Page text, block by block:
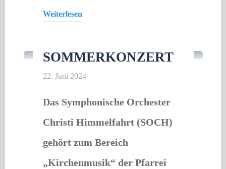
Weiterlesen
im
Juni"
SOMMERKONZERT
22. Juni 2024
Das Symphonische Orchester
Christi Himmelfahrt (SOCH)
gehört zum Bereich
„Kirchenmusik“ der Pfarrei